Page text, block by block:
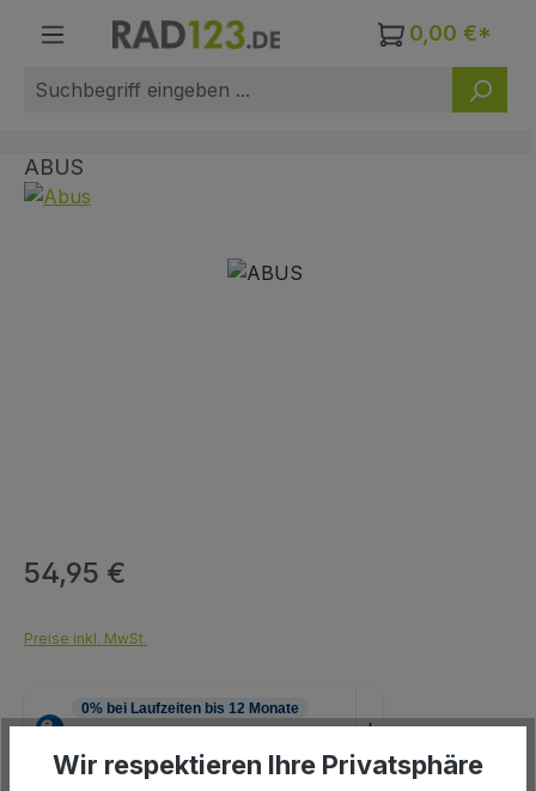
Zum Hauptinhalt springen 0,00 €*
ABUS
Bildergalerie überspringen
Regulärer Preis:
54,95 €
Preise inkl. MwSt.
Wir respektieren Ihre Privatsphäre